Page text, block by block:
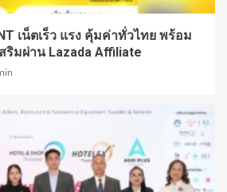
เน็ตเร็ว แรง คุ้มค่าทั่วไทย พร้อม
ริมผ่าน Lazada Affiliate